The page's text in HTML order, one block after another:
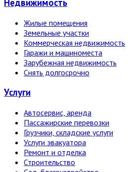
Недвижи­мость
Жилые помещения
Земельные участки
Коммерческая недвижимость
Гаражи и машиноместа
Зарубежная недвижимость
Снять долгосрочно
Услуги
Автосервис, аренда
Пассажирские перевозки
Грузчики, складские услуги
Услуги эвакуатора
Ремонт и отделка
Строительство